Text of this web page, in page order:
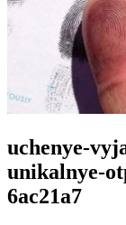
uchenye-
unikalnye-
6ac21a7